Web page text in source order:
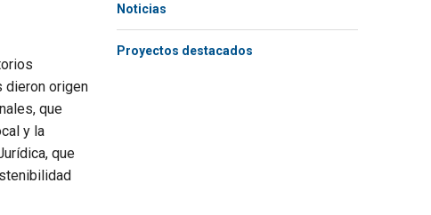
dieron origen
que
y la
que
Noticias
Proyectos destacados